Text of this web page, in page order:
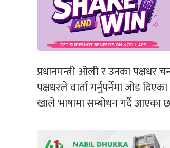
प्रधानमन्त्री ओली र उनका पक्षधर
पक्षधरले वार्ता गर्नुपर्नेमा जोड
खाले भाषामा सम्बोधन गर्दै